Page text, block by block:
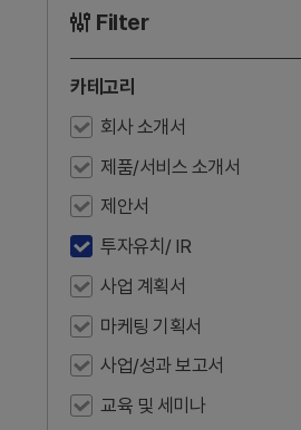
Filter
카테고리
회사 소개서
제품/서비스 소개서
제안서
투자유치/ IR
사업 계획서
마케팅 기획서
사업/성과 보고서
교육 및 세미나